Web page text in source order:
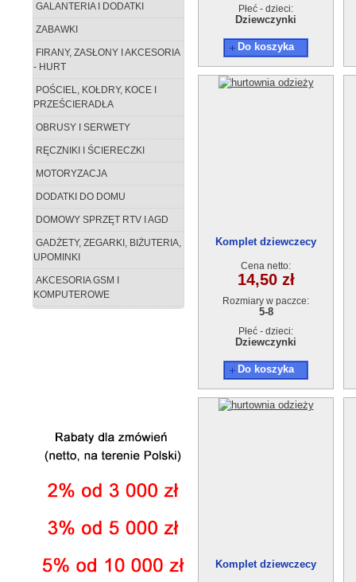
GALANTERIA I DODATKI
ZABAWKI
FIRANY, ZASŁONY I AKCESORIA
- HURT
POŚCIEL, KOŁDRY, KOCE I
PRZEŚCIERADŁA
OBRUSY I SERWETY
RĘCZNIKI I ŚCIERECZKI
MOTORYZACJA
DODATKI DO DOMU
DOMOWY SPRZĘT RTV I AGD
GADŻETY, ZEGARKI, BIŻUTERIA,
UPOMINKI
AKCESORIA GSM I
KOMPUTEROWE
Płeć - dzieci:
Dziewczynki
Do koszyka
Komplet dziewczecy
Cena netto:
14,50 zł
Rozmiary w paczce:
5-8
Płeć - dzieci:
Dziewczynki
Do koszyka
Komplet dziewczecy